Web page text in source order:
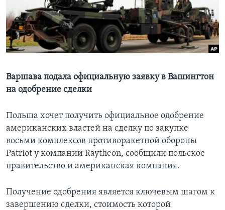
Learning English
СОЦИАЛЬНЫЕ СЕТИ
Языки
Варшава подала официальную заявку в Вашингтон
на одобрение сделки
Польша хочет получить официальное одобрение
американских властей на сделку по закупке
восьми комплексов противоракетной обороны
Patriot у компании Raytheon, сообщили польское
правительство и американская компания.
Получение одобрения является ключевым шагом к
завершению сделки, стоимость которой